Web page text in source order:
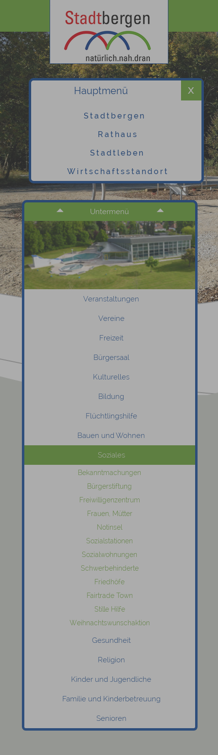
Hauptmenü
Stadtbergen
Rathaus
Stadtleben
Wirtschaftsstandort
Untermenü
Veranstaltungen
Vereine
Freizeit
Bürgersaal
Kulturelles
Bildung
Flüchtlingshilfe
Bauen und Wohnen
Soziales
Bekanntmachungen
Bürgerstiftung
Freiwilligenzentrum
Frauen, Mütter
Notinsel
Sozialstationen
Sozialwohnungen
Schwerbehinderte
Friedhöfe
Fairtrade Town
Stille Hilfe
Weihnachtswunschaktion
Gesundheit
Religion
Kinder und Jugendliche
Familie und Kinderbetreuung
Senioren